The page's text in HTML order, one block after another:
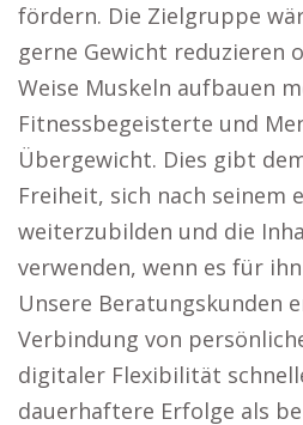
fördern. Die Zielgruppe
gerne Gewicht reduzieren
Weise Muskeln aufbauen
Fitnessbegeisterte und
Übergewicht. Dies gibt
Freiheit, sich nach seinem
weiterzubilden und die
verwenden, wenn es für
Unsere Beratungskunden
Verbindung von
digitaler Flexibilität
dauerhaftere Erfolge als